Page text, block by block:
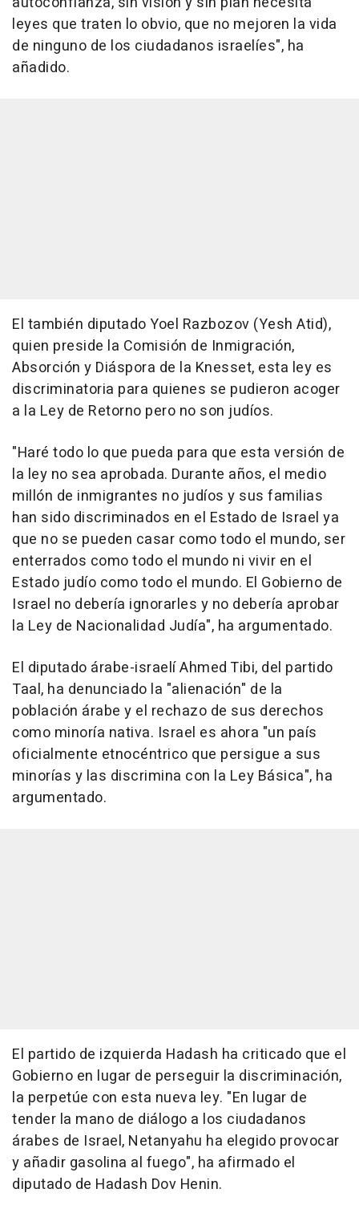
leyes que traten lo obvio, que no mejoren la vida
de ninguno de los ciudadanos israelíes", ha
añadido.
El también diputado Yoel Razbozov (Yesh Atid),
quien preside la Comisión de Inmigración,
Absorción y Diáspora de la Knesset, esta ley es
discriminatoria para quienes se pudieron acoger
a la Ley de Retorno pero no son judíos.
"Haré todo lo que pueda para que esta versión de
la ley no sea aprobada. Durante años, el medio
millón de inmigrantes no judíos y sus familias
han sido discriminados en el Estado de Israel ya
que no se pueden casar como todo el mundo, ser
enterrados como todo el mundo ni vivir en el
Estado judío como todo el mundo. El Gobierno de
Israel no debería ignorarles y no debería aprobar
la Ley de Nacionalidad Judía", ha argumentado.
El diputado árabe-israelí Ahmed Tibi, del partido
Taal, ha denunciado la "alienación" de la
población árabe y el rechazo de sus derechos
como minoría nativa. Israel es ahora "un país
oficialmente etnocéntrico que persigue a sus
minorías y las discrimina con la Ley Básica", ha
argumentado.
El partido de izquierda Hadash ha criticado que el
Gobierno en lugar de perseguir la discriminación,
la perpetúe con esta nueva ley. "En lugar de
tender la mano de diálogo a los ciudadanos
árabes de Israel, Netanyahu ha elegido provocar
y añadir gasolina al fuego", ha afirmado el
diputado de Hadash Dov Henin.